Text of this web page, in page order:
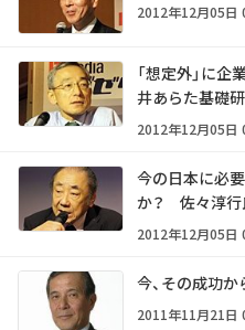
2012年12月05日
「想定外」に
井あらた基礎
2012年12月05日
今の日本に必要
か？ 佐々淳行
2012年12月05日
今、その成功
2011年11月21日